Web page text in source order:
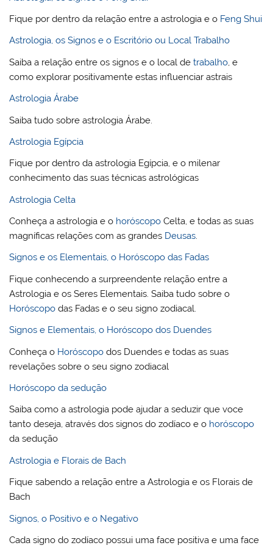
Fique por dentro da relação entre a astrologia e o Feng Shui
Astrologia, os Signos e o Escritório ou Local Trabalho
Saiba a relação entre os signos e o local detrabalho, e
como explorar positivamente estas influenciar astrais
Astrologia Árabe
Saiba tudo sobre astrologia Árabe.
Astrologia Egípcia
Fique por dentro da astrologia Egípcia, e o milenar
conhecimento das suas técnicas astrológicas
Astrologia Celta
Conheça a astrologia e o horóscopo Celta, e todas as suas
magníficas relações com as grandes Deusas.
Signos e os Elementais, o Horóscopo das Fadas
Fique conhecendo a surpreendente relação entre a
Astrologia e os Seres Elementais. Saiba tudo sobre o
Horóscopo das Fadas e o seu signo zodiacal.
Signos e Elementais, o Horóscopo dos Duendes
Conheça o Horóscopo dos Duendes e todas as suas
revelações sobre o seu signo zodiacal
Horóscopo da sedução
Saiba como a astrologia pode ajudar a seduzir que voce
tanto deseja, através dos signos do zodíaco e o horóscopo
da sedução
Astrologia e Florais de Bach
Fique sabendo a relação entre a Astrologia e os Florais de
Bach
Signos, o Positivo e o Negativo
Cada signo do zodíaco possui uma face positiva e uma face